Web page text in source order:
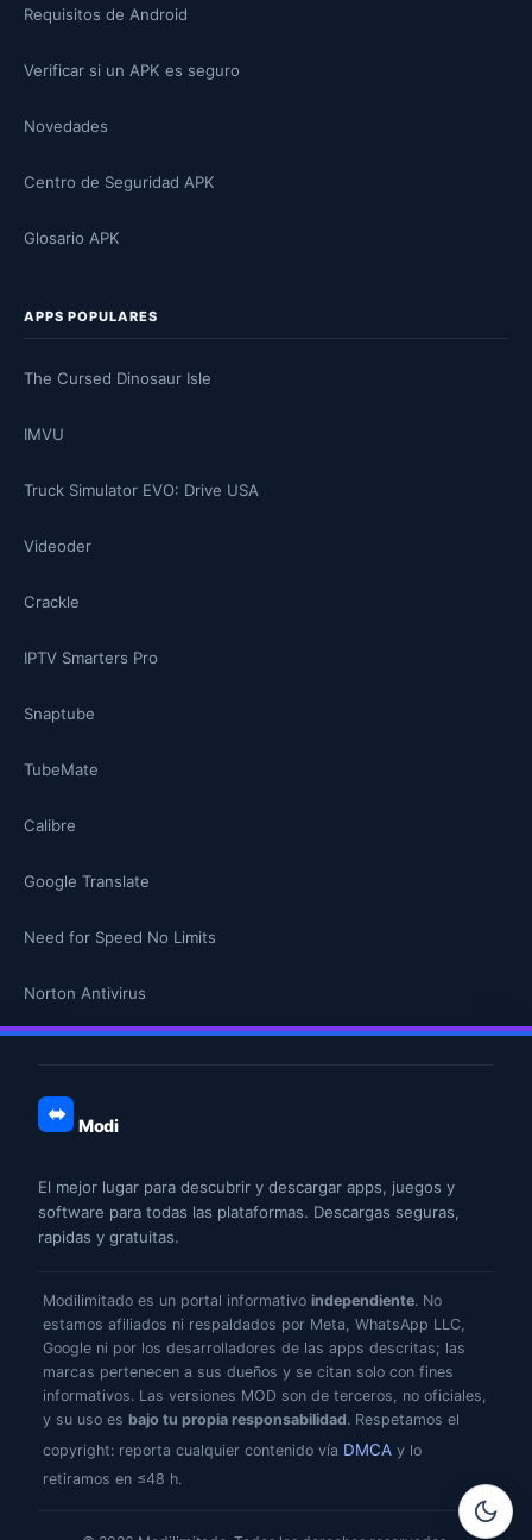
Requisitos de Android
Verificar si un APK es seguro
Novedades
Centro de Seguridad APK
Glosario APK
APPS POPULARES
The Cursed Dinosaur Isle
IMVU
Truck Simulator EVO: Drive USA
Videoder
Crackle
IPTV Smarters Pro
Snaptube
TubeMate
Calibre
Google Translate
Need for Speed No Limits
Norton Antivirus
Modi
El mejor lugar para descubrir y descargar apps, juegos y
software para todas las plataformas. Descargas seguras,
rapidas y gratuitas.
Modilimitado es un portal informativo independiente. No
estamos afiliados ni respaldados por Meta, WhatsApp LLC,
Google ni por los desarrolladores de las apps descritas; las
marcas pertenecen a sus dueños y se citan solo con fines
informativos. Las versiones MOD son de terceros, no oficiales,
y su uso es bajo tu propia responsabilidad. Respetamos el
copyright: reporta cualquier contenido vía DMCA y lo
retiramos en ≤48 h.